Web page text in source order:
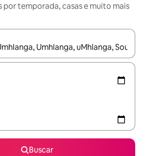
por temporada, casas e muito mais
estiverem disponíveis, explore-os
Buscar